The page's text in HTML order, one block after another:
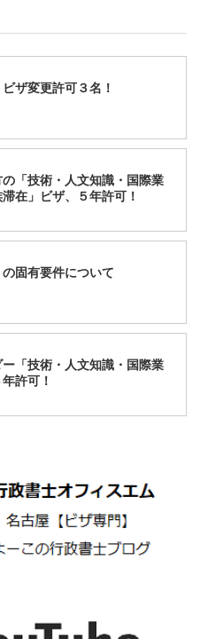
ビザ変更許可３名！
「技術・人文知識・国際業
在」ビザ、５年許可！
固有要件について
「技術・人文知識・国際業
許可！